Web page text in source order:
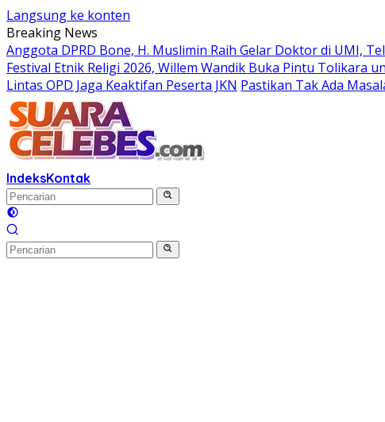
Langsung ke konten
Breaking News
Anggota DPRD Bone, H. Muslimin Raih Gelar Doktor di UMI,
Festival Etnik Religi 2026, Willem Wandik Buka Pintu Tolikara
Lintas OPD Jaga Keaktifan Peserta JKN Pastikan Tak Ada
IndeksKontak